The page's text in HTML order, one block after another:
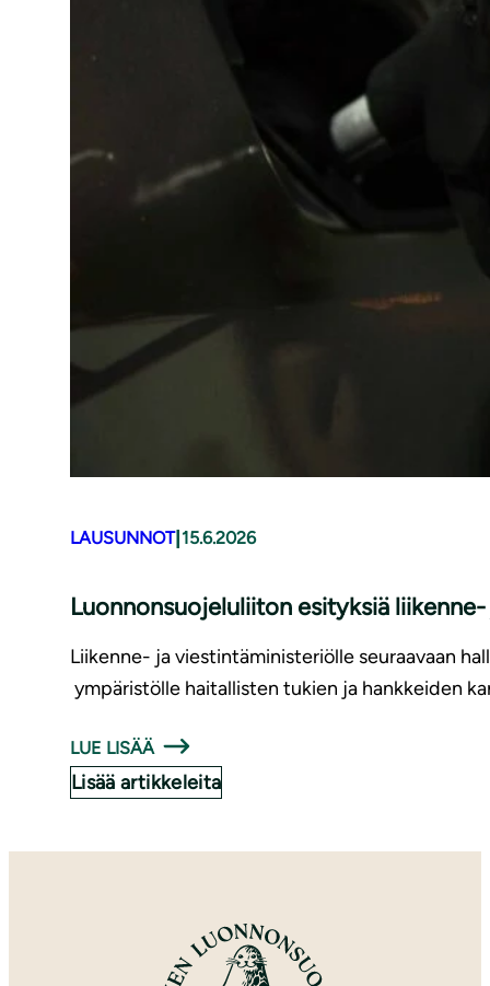
LAUSUNNOT| 15.6.2026
Luonnonsuojeluliiton esityksiä
Liikenne- ja viestintäministeriölle seuraavaan
ympäristölle haitallisten tukien ja hankkeiden
LUE LISÄÄ
Lisää artikkeleita